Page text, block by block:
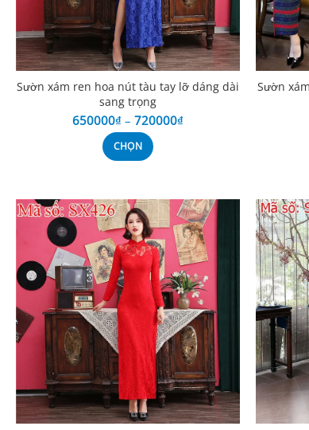
Sườn xám ren hoa nút tàu tay lỡ dáng dài
sang trọng
650000₫ – 720000₫
CHỌN
Sườn